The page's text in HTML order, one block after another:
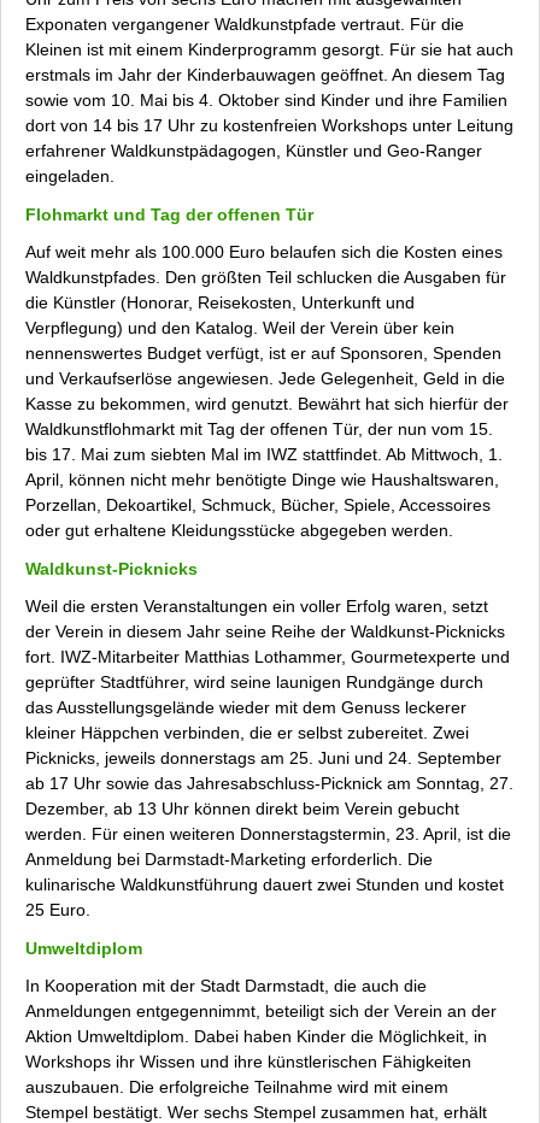
Exponaten vergangener Waldkunstpfade vertraut. Für die
Kleinen ist mit einem Kinderprogramm gesorgt. Für sie hat auch
erstmals im Jahr der Kinderbauwagen geöffnet. An diesem Tag
sowie vom 10. Mai bis 4. Oktober sind Kinder und ihre Familien
dort von 14 bis 17 Uhr zu kostenfreien Workshops unter Leitung
erfahrener Waldkunstpädagogen, Künstler und Geo-Ranger
eingeladen.
Flohmarkt und Tag der offenen Tür
Auf weit mehr als 100.000 Euro belaufen sich die Kosten eines
Waldkunstpfades. Den größten Teil schlucken die Ausgaben für
die Künstler (Honorar, Reisekosten, Unterkunft und
Verpflegung) und den Katalog. Weil der Verein über kein
nennenswertes Budget verfügt, ist er auf Sponsoren, Spenden
und Verkaufserlöse angewiesen. Jede Gelegenheit, Geld in die
Kasse zu bekommen, wird genutzt. Bewährt hat sich hierfür der
Waldkunstflohmarkt mit Tag der offenen Tür, der nun vom 15.
bis 17. Mai zum siebten Mal im IWZ stattfindet. Ab Mittwoch, 1.
April, können nicht mehr benötigte Dinge wie Haushaltswaren,
Porzellan, Dekoartikel, Schmuck, Bücher, Spiele, Accessoires
oder gut erhaltene Kleidungsstücke abgegeben werden.
Waldkunst-Picknicks
Weil die ersten Veranstaltungen ein voller Erfolg waren, setzt
der Verein in diesem Jahr seine Reihe der Waldkunst-Picknicks
fort. IWZ-Mitarbeiter Matthias Lothammer, Gourmetexperte und
geprüfter Stadtführer, wird seine launigen Rundgänge durch
das Ausstellungsgelände wieder mit dem Genuss leckerer
kleiner Häppchen verbinden, die er selbst zubereitet. Zwei
Picknicks, jeweils donnerstags am 25. Juni und 24. September
ab 17 Uhr sowie das Jahresabschluss-Picknick am Sonntag, 27.
Dezember, ab 13 Uhr können direkt beim Verein gebucht
werden. Für einen weiteren Donnerstagstermin, 23. April, ist die
Anmeldung bei Darmstadt-Marketing erforderlich. Die
kulinarische Waldkunstführung dauert zwei Stunden und kostet
25 Euro.
Umweltdiplom
In Kooperation mit der Stadt Darmstadt, die auch die
Anmeldungen entgegennimmt, beteiligt sich der Verein an der
Aktion Umweltdiplom . Dabei haben Kinder die Möglichkeit, in
Workshops ihr Wissen und ihre künstlerischen Fähigkeiten
auszubauen. Die erfolgreiche Teilnahme wird mit einem
Stempel bestätigt. Wer sechs Stempel zusammen hat, erhält